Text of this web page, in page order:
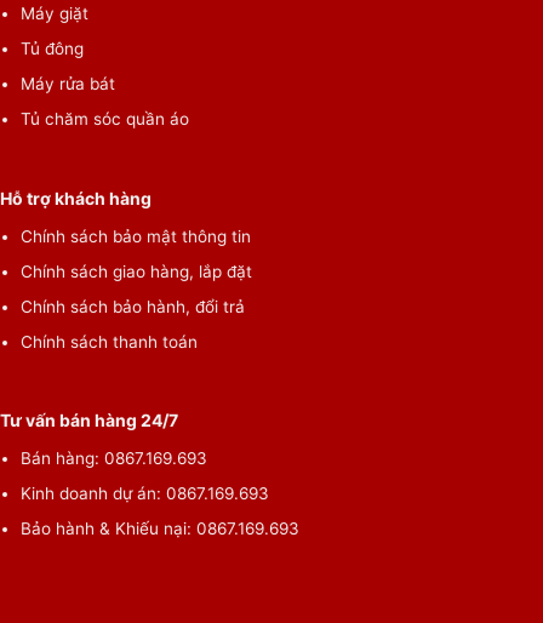
Máy giặt
Tủ đông
Máy rửa bát
Tủ chăm sóc quần áo
Hỗ trợ khách hàng
Chính sách bảo mật thông tin
Chính sách giao hàng, lắp đặt
Chính sách bảo hành, đổi trả
Chính sách thanh toán
Tư vấn bán hàng 24/7
Bán hàng: 0867.169.693
Kinh doanh dự án: 0867.169.693
Bảo hành & Khiếu nại: 0867.169.693